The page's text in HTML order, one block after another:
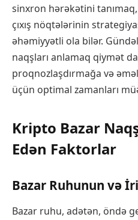
sinxron hərəkətini
çıxış nöqtələrinin
əhəmiyyətli ola bilər.
naqşları anlamaq qiymət
proqnozlaşdırmağa və
üçün optimal zamanları
Kripto Bazar
Edən Faktorlar
Bazar Ruhunun və
Bazar ruhu, adətən, öndə